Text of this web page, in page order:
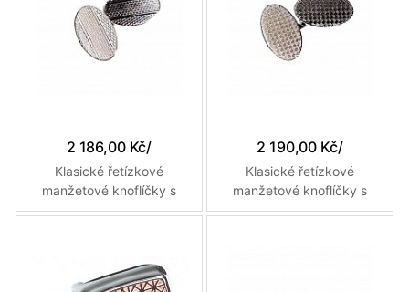
2 186,00 Kč/
Klasické řetízkové
manžetové knoflíčky s
gravírovanými detaily
2 190,00 Kč/
Klasické řetízkové
manžetové knoflíčky s
gravírovanými detaily